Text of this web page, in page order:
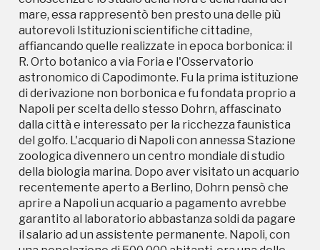
mare, essa rappresentò ben presto una delle più
autorevoli Istituzioni scientifiche cittadine,
affiancando quelle realizzate in epoca borbonica: il
R. Orto botanico a via Foria e l'Osservatorio
astronomico di Capodimonte. Fu la prima istituzione
di derivazione non borbonica e fu fondata proprio a
Napoli per scelta dello stesso Dohrn, affascinato
dalla città e interessato per la ricchezza faunistica
del golfo. L'acquario di Napoli con annessa Stazione
zoologica divennero un centro mondiale di studio
della biologia marina. Dopo aver visitato un acquario
recentemente aperto a Berlino, Dohrn pensò che
aprire a Napoli un acquario a pagamento avrebbe
garantito al laboratorio abbastanza soldi da pagare
il salario ad un assistente permanente. Napoli, con
zoologica divennero un centro mondiale di studio
della biologia marina. Dopo aver visitato un acquario
recentemente aperto a Berlino, Dohrn pensò che
aprire a Napoli un acquario a pagamento avrebbe
garantito al laboratorio abbastanza soldi da pagare
il salario ad un assistente permanente. Napoli, con
una popolazione di 500.000 abitanti, era una delle
più grandi ed attraenti città d'Europa, ed aveva
anche un considerevole flusso di turisti (30.000
all'anno) che avrebbero potuto essere potenziali
visitatori dell'acquario. Dohrn riuscì a vincere i dubbi
delle autorità cittadine e le persuase ad assegnargli
gratis un piccolo terreno sulla riva del mare, nella
Villa comunale, a condizione di costruire la stazione
zoologica a sue spese. Dopo la sua morte la